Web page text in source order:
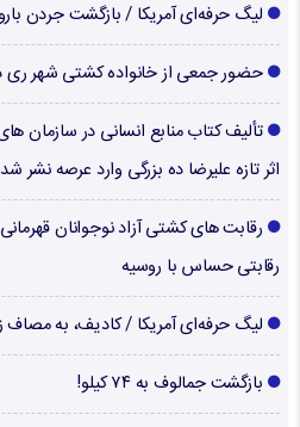
لیگ حرفه‌ای آمریکا / بازگشت جردن
حضور جمعی از خانواده کشتی شهر ری
تألیف کتاب منابع انسانی در
اثر تازه علیرضا ده بزرگی وارد عرصه نشر شد
رقابت های کشتی آزاد نوجوانان
رقابتی حساس با روسیه
لیگ حرفه‌ای آمریکا / کادیف، به مصاف
بازگشت جمالوف به ۷۴ کیلو!